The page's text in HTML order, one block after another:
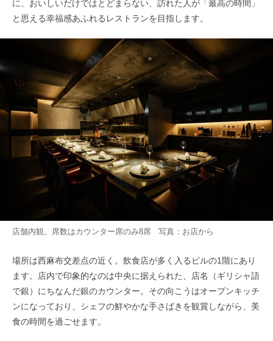
に、おいしいだけではとどまらない、訪れた人が「最高の時間」
と思える幸福感あふれるレストランを目指します。
店舗内観。席数はカウンター席のみ8席 写真：お店から
場所は西麻布交差点の近く。飲食店が多く入るビルの1階にあり
ます。店内で印象的なのは中央に据えられた、店名（ギリシャ語
で銀）にちなんだ銀のカウンター。その向こうはオープンキッチ
ンになっており、シェフの鮮やかな手さばきを観賞しながら、美
食の時間を過ごせます。